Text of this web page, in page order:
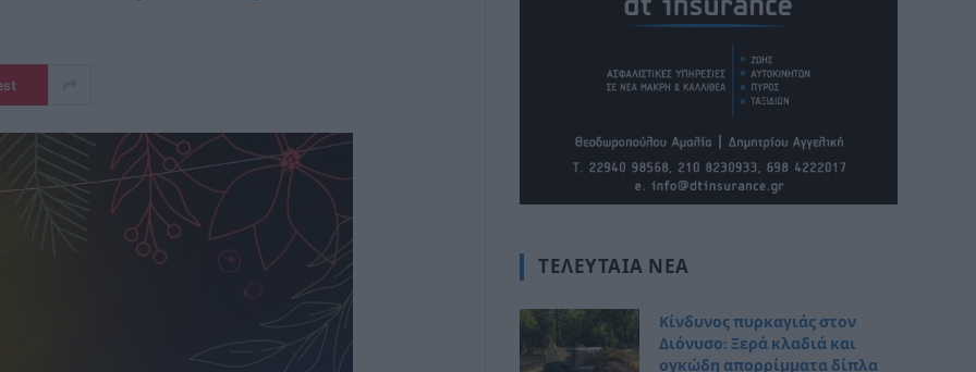
ΤΕΛΕΥΤΑΊΑ ΝΈΑ
Κίνδυνος πυρκαγιάς στον
Διόνυσο: Ξερά κλαδιά και
ογκώδη απορρίμματα δίπλα